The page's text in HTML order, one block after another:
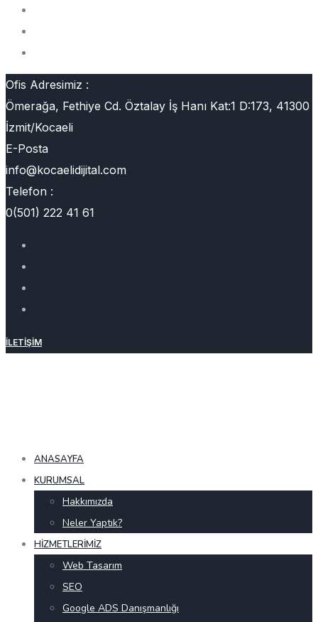
Ofis Adresimiz :
Ömerağa, Fethiye Cd. Öztalay İş Hanı Kat:1 D:173, 41300
İzmit/Kocaeli
E-Posta
info@kocaelidijital.com
Telefon :
0(501) 222 41 61
İLETIŞIM
ANASAYFA
KURUMSAL
Hakkımızda
Neler Yaptık?
HIZMETLERIMIZ
Web Tasarım
SEO
Google ADS Danışmanlığı